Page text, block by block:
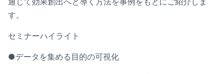
す。
セミナーハイライト
●データを集める目的の可視化